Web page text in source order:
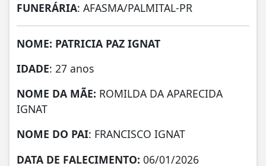
FUNERÁRIA: AFASMA/PALMITAL-PR
NOME: PATRICIA PAZ IGNAT
IDADE: 27 anos
NOME DA MÃE: ROMILDA DA APARECIDA
IGNAT
NOME DO PAI: FRANCISCO IGNAT
DATA DE FALECIMENTO: 06/01/2026